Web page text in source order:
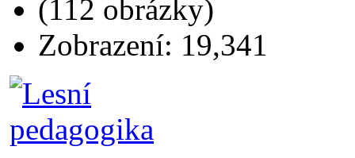
(112 obrázky)
Zobrazení: 19,341